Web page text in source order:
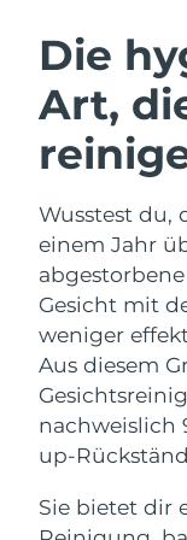
Die
Art,
Wusstest du,
einem Jahr
Gesicht mit
weniger
Aus diesem
nachweislich
up-
Sie bietet dir
For
Hydratisierung
FAQ™
Anti-aging
Australien
Österreich
Bahrain
Belgien
Bermuda
Bosnien und